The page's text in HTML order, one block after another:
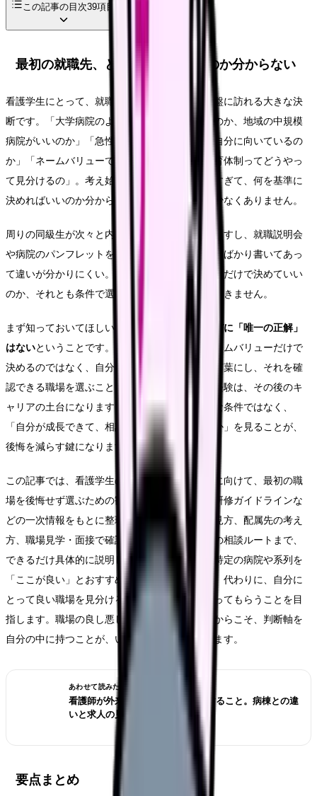
この記事の目次39項目
最初の就職先、どこを選べばいいのか分からない
看護学生にとって、就職先選びは学生生活の終盤に訪れる大きな決
断です。「大学病院のような大きな病院がいいのか、地域の中規模
病院がいいのか」「急性期と慢性期、どちらが自分に向いているの
か」「ネームバリューで選んでいいのか」「教育体制ってどうやっ
て見分けるの」。考え始めると、判断材料が多すぎて、何を基準に
決めればいいのか分からなくなってしまう人は少なくありません。
周りの同級生が次々と内定を決めていくと焦りますし、就職説明会
や病院のパンフレットを見ても、どこも良いことばかり書いてあっ
て違いが分かりにくい。実習で行った病院の印象だけで決めていい
のか、それとも条件で選ぶべきなのか、迷いは尽きません。
まず知っておいてほしいのは、
最初の就職先選びに「唯一の正解」
はないということです。大切なのは、規模やネームバリューだけで
決めるのではなく、自分が何を重視するのかを言葉にし、それを確
認できる職場を選ぶことです。最初の職場での経験は、その後のキ
ャリアの土台になります。だからこそ、表面的な条件ではなく、
「自分が成長できて、相談しながら働ける環境か」を見ることが、
後悔を減らす鍵になります。
この記事では、看護学生の就職先選びで迷う人に向けて、最初の職
場を後悔せず選ぶための観点を、新人看護職員研修ガイドラインな
どの一次情報をもとに整理します。教育体制の見方、配属先の考え
方、職場見学・面接で確認すること、迷った時の相談ルートまで、
できるだけ具体的に説明していきます。なお、特定の病院や系列を
「ここが良い」とおすすめすることはしません。代わりに、自分に
とって良い職場を見分けるための観点を持ち帰ってもらうことを目
指します。職場の良し悪しは人によって変わるからこそ、判断軸を
自分の中に持つことが、いちばんの助けになります。
あわせて読みたい
看護師が外来へ転職する前に確認すること。病棟との違
いと求人の見方
要点まとめ